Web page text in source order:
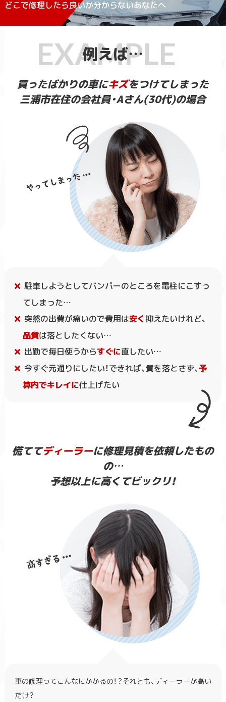
どこで修理したら良いか分からないあなたへ
例えば…
買ったばかりの車にキズをつけてしまった
三浦市在住の会社員・Aさん(30代)の場合
駐車しようとしてバンパーのところを電柱にこすっ
てしまった…
突然の出費が痛いので費用は安く抑えたいけれど、
品質は落としたくない…
出勤で毎日使うからすぐに直したい…
今すぐ元通りにしたい！できれば、質を落とさず、 予
算内でキレイに仕上げたい
慌ててディーラーに修理見積を依頼したもの
の…
予想以上に高くてビックリ!
車の修理ってこんなにかかるの！？それとも、ディーラーが高い
だけ？